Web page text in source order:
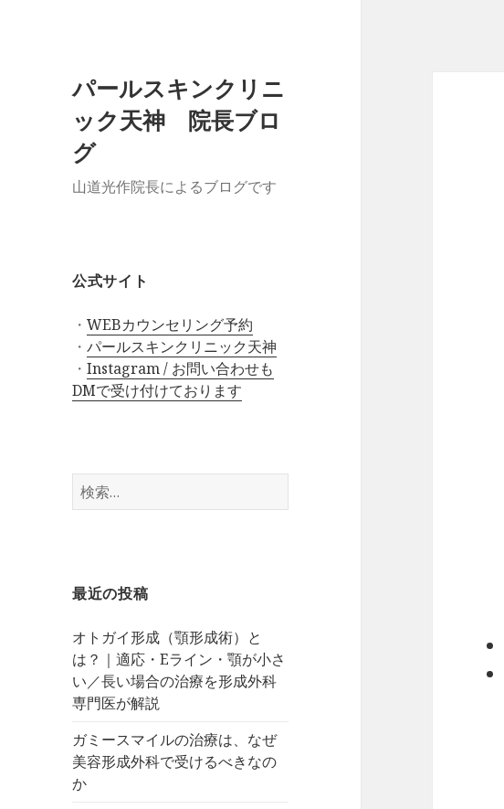
パールスキンクリニ
ック天神 院長ブロ
グ
山道光作院長によるブログです
公式サイト
・WEBカウンセリング予約
・パールスキンクリニック天神
・Instagram / お問い合わせも
DMで受け付けております
検
索:
最近の投稿
オトガイ形成（顎形成術）と
は？｜適応・Eライン・顎が小さ
い／長い場合の治療を形成外科
専門医が解説
ガミースマイルの治療は、なぜ
美容形成外科で受けるべきなの
か